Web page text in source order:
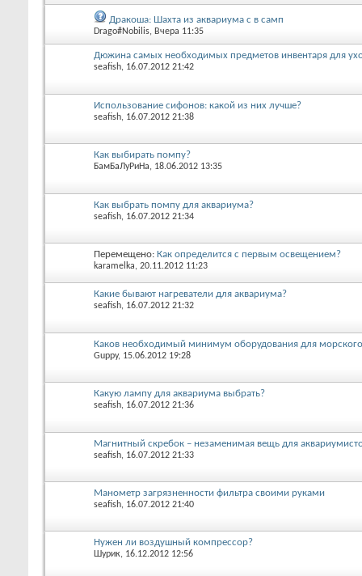
Дракоша: Шахта из аквариума с в самп
Drago#Nobilis, Вчера 11:35
Дюжина самых необходимых предметов инвентаря для
seafish, 16.07.2012 21:42
Использование сифонов: какой из них лучше?
seafish, 16.07.2012 21:38
Как выбирать помпу?
БамБаЛуРиНа, 18.06.2012 13:35
Как выбрать помпу для аквариума?
seafish, 16.07.2012 21:34
Перемещено: Как определится с первым освещением?
karamelka, 20.11.2012 11:23
Какие бывают нагреватели для аквариума?
seafish, 16.07.2012 21:32
Каков необходимый минимум оборудования для
Guppy, 15.06.2012 19:28
Какую лампу для аквариума выбрать?
seafish, 16.07.2012 21:36
Магнитный скребок – незаменимая вещь для
seafish, 16.07.2012 21:33
Манометр загрязненности фильтра своими руками
seafish, 16.07.2012 21:40
Нужен ли воздушный компрессор?
Шурик, 16.12.2012 12:56